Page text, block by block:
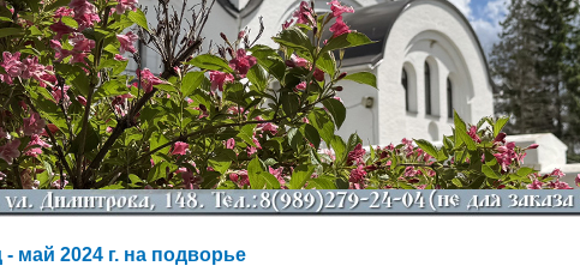
май 2024 г. на подворье